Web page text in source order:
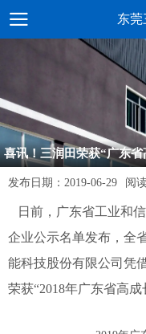
东莞
喜讯！三润田荣获“广东
发布日期： 2019-06-29 阅
日前，广东省工业和
企业公示名单发布，全
能科技股份有限公司凭
荣获“2018年广东省高成